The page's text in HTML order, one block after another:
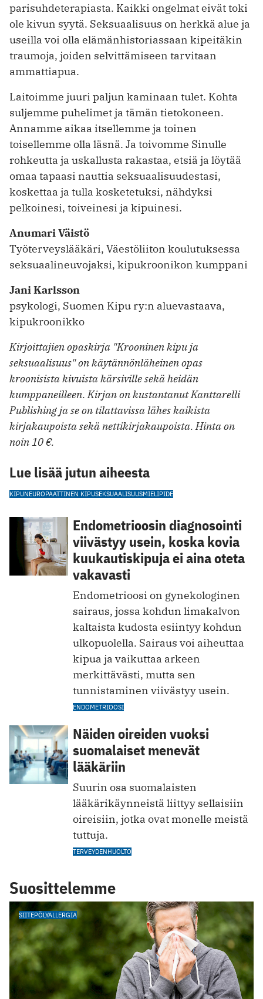
parisuhdeterapiasta. Kaikki ongelmat eivät toki
ole kivun syytä. Seksuaalisuus on herkkä alue ja
useilla voi olla elämänhistoriassaan kipeitäkin
traumoja, joiden selvittämiseen tarvitaan
ammattiapua.
Laitoimme juuri paljun kaminaan tulet. Kohta
suljemme puhelimet ja tämän tietokoneen.
Annamme aikaa itsellemme ja toinen
toisellemme olla läsnä. Ja toivomme Sinulle
rohkeutta ja uskallusta rakastaa, etsiä ja löytää
omaa tapaasi nauttia seksuaalisuudestasi,
koskettaa ja tulla kosketetuksi, nähdyksi
pelkoinesi, toiveinesi ja kipuinesi.
Anumari Väistö
Työterveyslääkäri, Väestöliiton koulutuksessa
seksuaalineuvojaksi, kipukroonikon kumppani
Jani Karlsson
psykologi, Suomen Kipu ry:n aluevastaava,
kipukroonikko
Kirjoittajien opaskirja "Krooninen kipu ja
seksuaalisuus" on käytännönläheinen opas
kroonisista kivuista kärsiville sekä heidän
kumppaneilleen. Kirjan on kustantanut Kanttarelli
Publishing ja se on tilattavissa lähes kaikista
kirjakaupoista sekä nettikirjakaupoista. Hinta on
noin 10 €.
Lue lisää jutun aiheesta
KIPUNEUROPAATTINEN KIPUSEKSUAALISUUSMIELIPIDE
Endometrioosin diagnosointi
viivästyy usein, koska kovia
kuukautiskipuja ei aina oteta
vakavasti
Endometrioosi on gynekologinen
sairaus, jossa kohdun limakalvon
kaltaista kudosta esiintyy kohdun
ulkopuolella. Sairaus voi aiheuttaa
kipua ja vaikuttaa arkeen
merkittävästi, mutta sen
tunnistaminen viivästyy usein.
ENDOMETRIOOSI
Näiden oireiden vuoksi
suomalaiset menevät
lääkäriin
Suurin osa suomalaisten
lääkärikäynneistä liittyy sellaisiin
oireisiin, jotka ovat monelle meistä
tuttuja.
TERVEYDENHUOLTO
Suosittelemme
SIITEPÖLYALLERGIA